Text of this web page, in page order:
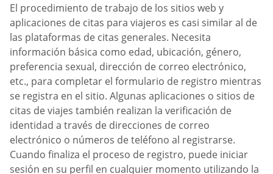
El procedimiento de trabajo de los sitios web y
aplicaciones de citas para viajeros es casi similar al de
las plataformas de citas generales. Necesita
información básica como edad, ubicación, género,
preferencia sexual, dirección de correo electrónico,
etc., para completar el formulario de registro mientras
se registra en el sitio. Algunas aplicaciones o sitios de
citas de viajes también realizan la verificación de
identidad a través de direcciones de correo
electrónico o números de teléfono al registrarse.
Cuando finaliza el proceso de registro, puede iniciar
sesión en su perfil en cualquier momento utilizando la